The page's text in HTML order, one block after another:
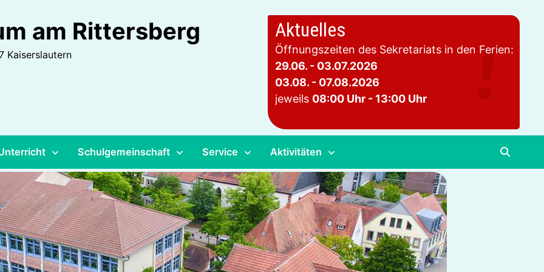
am Rittersberg
Kaiserslautern
Aktuelles
Öffnungszeiten des Sekretariats in den Ferien:
29.06. - 03.07.2026
03.08. - 07.08.2026
jeweils 08:00 Uhr - 13:00 Uhr
Schulgemeinschaft Service Aktivitäten